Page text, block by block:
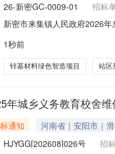
26-新密GC-0009-01 招标
新密市来集镇人民政府2026
（排名不分先后）序号中标候
德园林建筑
1秒前
锌基材料绿色智造项目 站区
年城乡义务教育校舍
通知 河南省｜安阳市｜
HJYGG[202608]026号 招